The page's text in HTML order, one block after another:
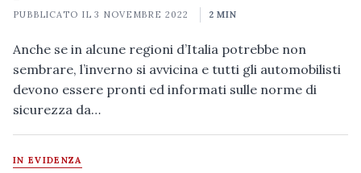
PUBBLICATO IL3 NOVEMBRE 2022 2 MIN
Anche se in alcune regioni d’Italia potrebbe non
sembrare, l’inverno si avvicina e tutti gli automobilisti
devono essere pronti ed informati sulle norme di
sicurezza da…
IN EVIDENZA